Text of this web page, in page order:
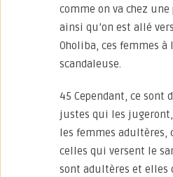
comme on va chez une
ainsi qu’on est allé
Oholiba, ces femmes à
scandaleuse.
45 Cependant, ce sont
justes qui les
les femmes adultères,
celles qui versent le
sont adultères et elles